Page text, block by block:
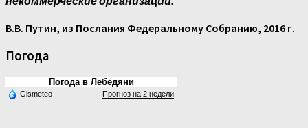
В.В. Путин, из Послания Федеральному Собранию, 2016 г.
Погода
Погода в Лебедяни
Gismeteo Прогноз на 2 недели